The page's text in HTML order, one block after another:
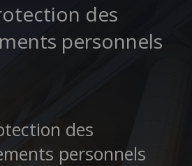
des
personnels
des
personnels